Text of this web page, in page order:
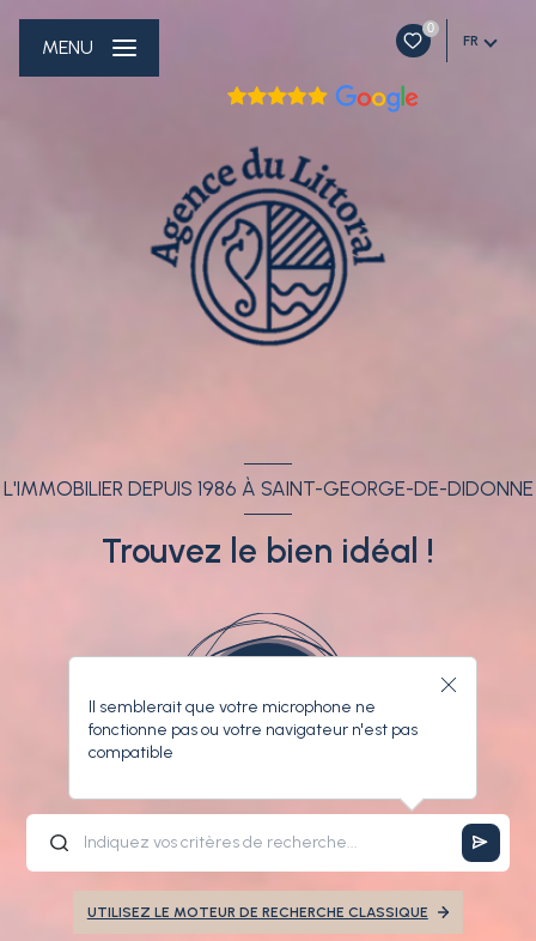
0
FR
MENU
L'IMMOBILIER DEPUIS 1986 À SAINT-GEORGE-DE-DIDONNE
Trouvez le bien idéal !
Il semblerait que votre microphone ne
fonctionne pas ou votre navigateur n'est pas
compatible
UTILISEZ LE MOTEUR DE RECHERCHE CLASSIQUE